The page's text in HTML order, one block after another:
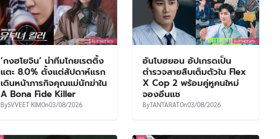
‘กงฮโยจิน’ นำทีมโกยเรตติ้ง
แตะ 8.0% ตั้งแต่สัปดาห์แรก
เดินหน้าภารกิจคุณแม่นักฆ่าใน
A Bona Fide Killer
BySVVEET KIMOn03/08/2026
อันโบฮยอน อัปเกรดเป็น
ตำรวจสายสืบเต็มตัวใน Flex
X Cop 2 พร้อมคู่หูคนใหม่
จองอึนแช
ByTANTARATOn03/08/2026